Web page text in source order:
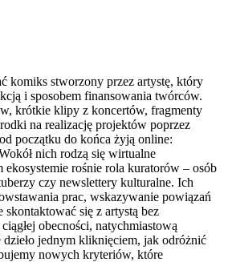
komiks stworzony przez artystę, który
i sposobem finansowania twórców.
krótkie klipy z koncertów, fragmenty
na realizację projektów poprzez
początku do końca żyją online:
nich rodzą się wirtualne
rośnie rola kuratorów – osób
czy newslettery kulturalne. Ich
prac, wskazywanie powiązań
się z artystą bez
obecności, natychmiastową
jednym kliknięciem, jak odróżnić
nowych kryteriów, które